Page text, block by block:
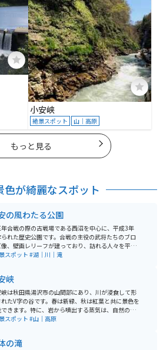
小安峡
絶景スポット 山｜高原
もっと見る
色が綺麗なスポット
の風わたる公園
合戦の際の古戦場である西沼を中心に、平成3年
られた歴史公園です。合戦の主役の武将たちのブロ
像、壁画レリーフが建っており、訪れる人々を平安
へといざなってくれます。沼にかかる雁橋が水面
スポット#湖｜川｜滝
峡
峡は秋田県湯沢市の山間部にあり、川が浸食して形
たV字の谷です。春は新緑、秋は紅葉と共に景色を
きます。特に、岩から噴出する蒸気は、自然の雄
肌で感じることができ、かなりのインパクトがあ
スポット#山｜高原
の滝